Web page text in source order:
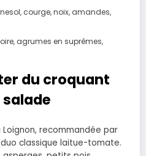
courge, noix, amandes,
agrumes en suprêmes,
du croquant
recommandée par
classique laitue-tomate.